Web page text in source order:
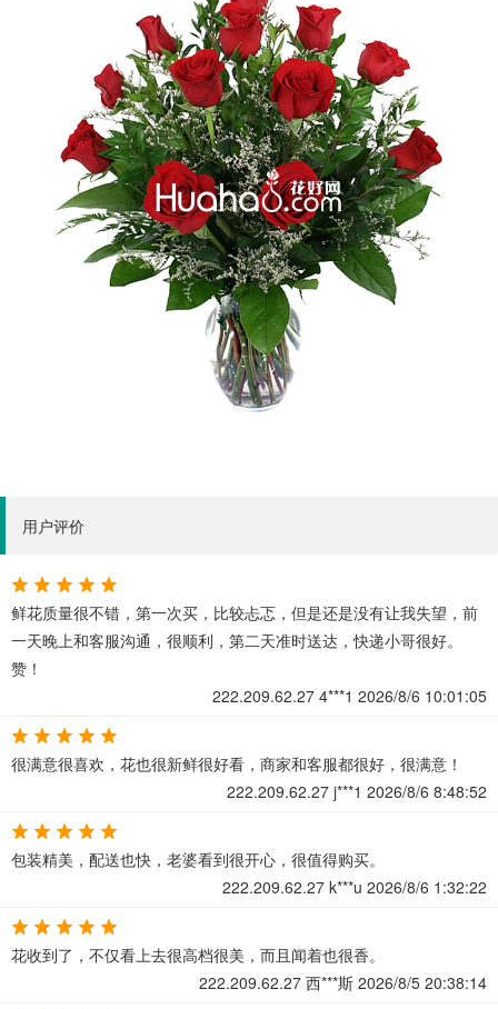
用户评价
鲜花质量很不错，第一次买，比较忐忑，但是还是没有让我失望，前
一天晚上和客服沟通，很顺利，第二天准时送达，快递小哥很好。
赞！
222.209.62.27 4***1 2026/8/6 10:01:05
很满意很喜欢，花也很新鲜很好看，商家和客服都很好，很满意！
222.209.62.27 j***1 2026/8/6 8:48:52
包装精美，配送也快，老婆看到很开心，很值得购买。
222.209.62.27 k***u 2026/8/6 1:32:22
花收到了，不仅看上去很高档很美，而且闻着也很香。
222.209.62.27 西***斯 2026/8/5 20:38:14